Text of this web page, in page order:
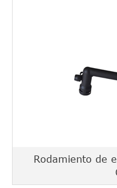
Rodamiento de